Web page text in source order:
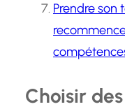
Prendre son
Choisir